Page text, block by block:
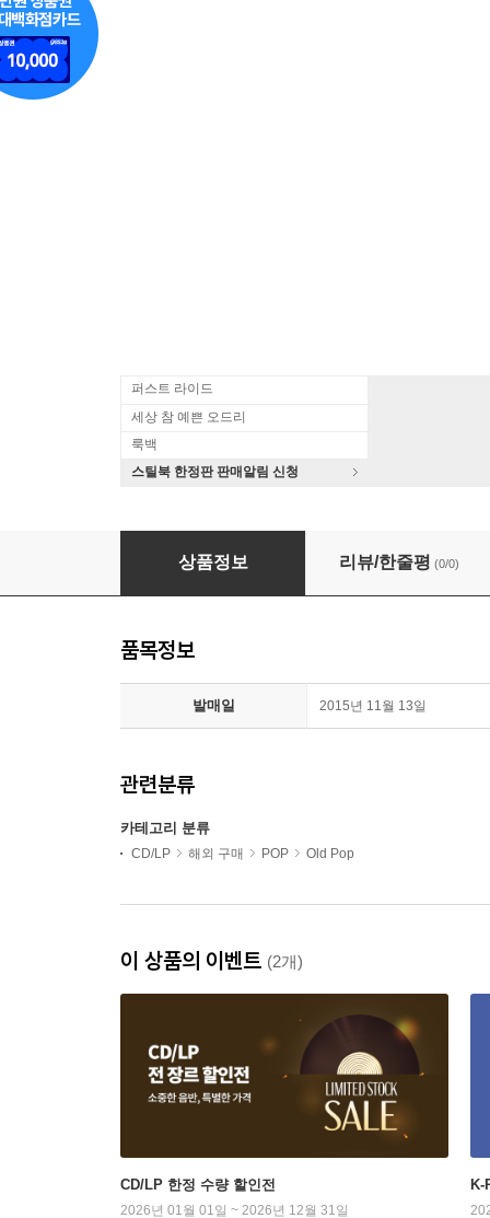
퍼스트 라이드
세상 참 예쁜 오드리
룩백
스틸북 한정판 판매알림 신청
Eddie Cochran - Cherished Memories /
상품정보 리뷰/한줄평 (0/0)
품목정보
발매일 2015년 11월 13일
관련분류
카테고리 분류
CD/LP 해외 구매 POP Old Pop
이 상품의 이벤트 (2개)
CD/LP 한정 수량 할인전
2026년 01월 01일 ~ 2026년 12월 31일
K-